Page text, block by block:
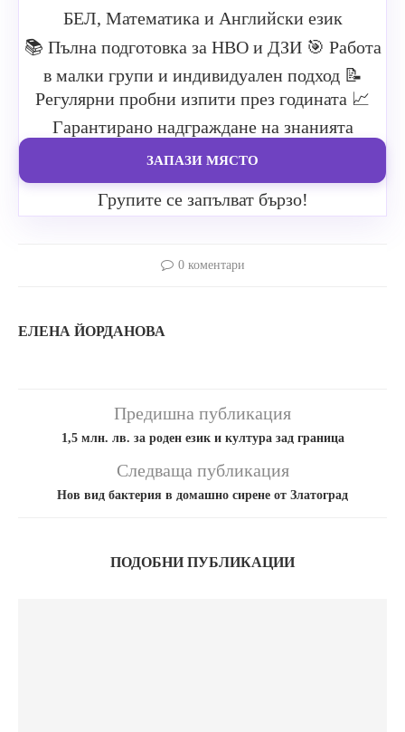
БЕЛ, Математика и Английски език
📚 Пълна подготовка за НВО и ДЗИ 🎯 Работа
в малки групи и индивидуален подход 📝
Регулярни пробни изпити през годината 📈
Гарантирано надграждане на знанията
ЗАПАЗИ МЯСТО
Групите се запълват бързо!
0 коментари
ЕЛЕНА ЙОРДАНОВА
Предишна публикация
1,5 млн. лв. за роден език и култура зад граница
Следваща публикация
Нов вид бактерия в домашно сирене от Златоград
ПОДОБНИ ПУБЛИКАЦИИ